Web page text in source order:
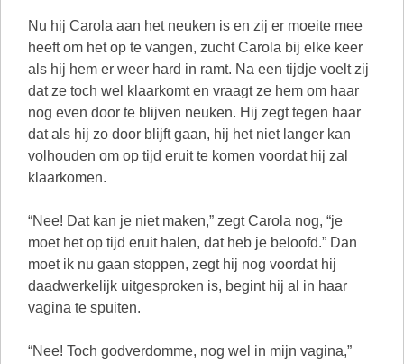
Nu hij Carola aan het neuken is en zij er moeite mee
heeft om het op te vangen, zucht Carola bij elke keer
als hij hem er weer hard in ramt. Na een tijdje voelt zij
dat ze toch wel klaarkomt en vraagt ze hem om haar
nog even door te blijven neuken. Hij zegt tegen haar
dat als hij zo door blijft gaan, hij het niet langer kan
volhouden om op tijd eruit te komen voordat hij zal
klaarkomen.
“Nee! Dat kan je niet maken,” zegt Carola nog, “je
moet het op tijd eruit halen, dat heb je beloofd.” Dan
moet ik nu gaan stoppen, zegt hij nog voordat hij
daadwerkelijk uitgesproken is, begint hij al in haar
vagina te spuiten.
“Nee! Toch godverdomme, nog wel in mijn vagina,”